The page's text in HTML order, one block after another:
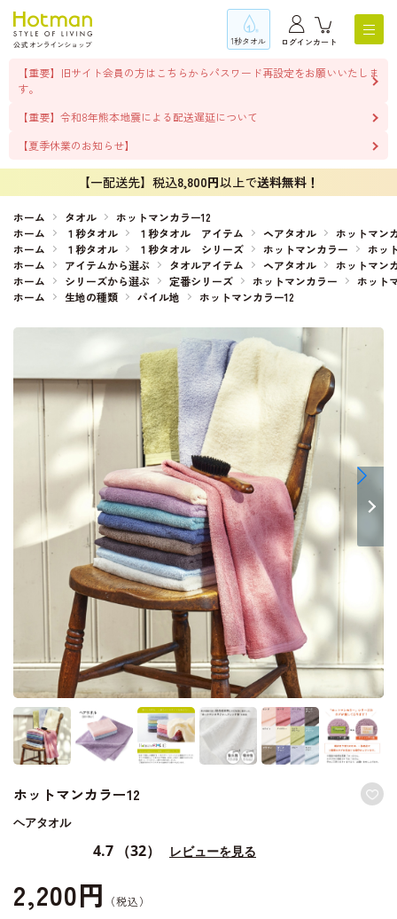
1秒タオル ログインカート
【重要】旧サイト会員の方はこちらからパスワード再設定をお願いいたしま
す。
【重要】令和8年熊本地震による配送遅延について
【夏季休業のお知らせ】
【一配送先】税込8,800円以上で送料無料！
ホーム タオル
ホットマンカラー12
ホーム
１秒タオル １秒タオル アイテム ヘアタオル
ホットマン
ホーム
１秒タオル １秒タオル シリーズ ホットマンカラー
ホッ
ホーム
アイテムから選ぶ タオルアイテム ヘアタオル
ホットマン
ホーム
シリーズから選ぶ 定番シリーズ ホットマンカラー
ホット
ホーム
生地の種類 パイル地 ホットマンカラー12
ホットマンカラー12
ヘアタオル
4.7 （32） レビューを見る
2,200円